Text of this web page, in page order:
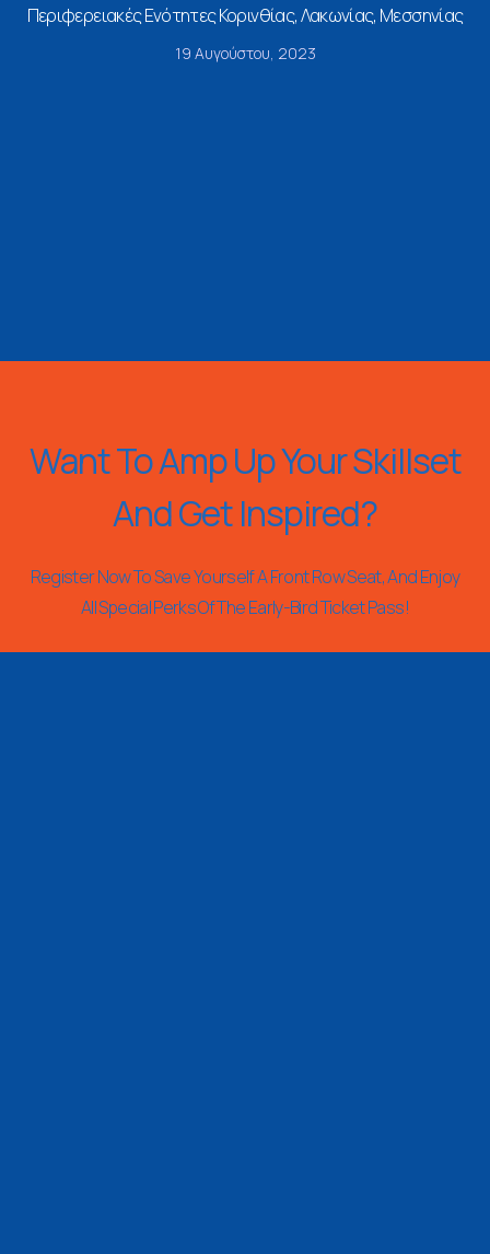
Περιφερειακές Ενότητες Κορινθίας, Λακωνίας, Μεσσηνίας
19 Αυγούστου, 2023
Want To Amp Up Your Skillset
And Get Inspired?
Register Now To Save Yourself A Front Row Seat, And Enjoy
All Special Perks Of The Early-Bird Ticket Pass!